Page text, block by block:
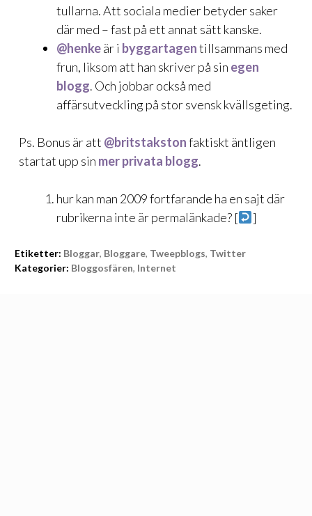
tullarna. Att sociala medier betyder saker
där med – fast på ett annat sätt kanske.
@henkeär i byggartagentillsammans med
frun, liksom att han skriver på sin egen
blogg. Och jobbar också med
affärsutveckling på stor svensk kvällsgeting.
Ps. Bonus är att @britstakstonfaktiskt äntligen
startat upp sin mer privata blogg.
hur kan man 2009 fortfarande ha en sajt där
rubrikerna inte är permalänkade? [
]
Etiketter: Bloggar, Bloggare, Tweepblogs, Twitter
Kategorier: Bloggosfären, Internet